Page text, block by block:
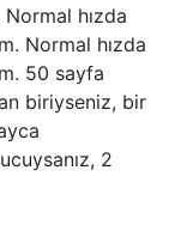
hızda
Normal hızda
50 sayfa
biriyseniz, bir
2